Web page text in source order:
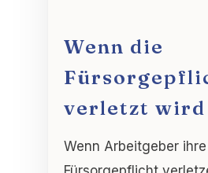
Wenn die
verletzt wird
Wenn Arbeitgeber ihre